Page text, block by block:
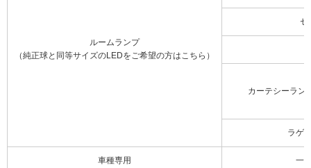
ルームランプ
（純正球と同等サイズのLEDをご希望の方はこちら）
セ
カーテシーラン
ラゲ
車種専用
一